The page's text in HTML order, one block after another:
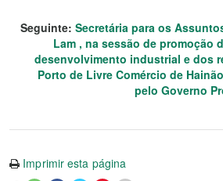
Seguinte: Secretária para os
Lam , na sessão de promoção
desenvolvimento industrial e dos
Porto de Livre Comércio de
pelo Governo
Imprimir esta página